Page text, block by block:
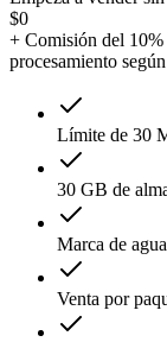
$0
+ Comisión del 10%
procesamiento
Límite de 30
30 GB de
Marca de
Venta por